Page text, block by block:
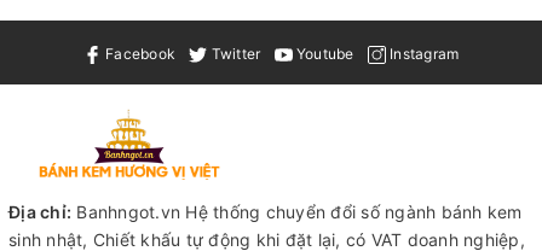
Facebook Twitter Youtube Instagram
Địa chỉ: Banhngot.vn Hệ thống chuyển đổi số ngành bánh kem
sinh nhật, Chiết khấu tự động khi đặt lại, có VAT doanh nghiệp,